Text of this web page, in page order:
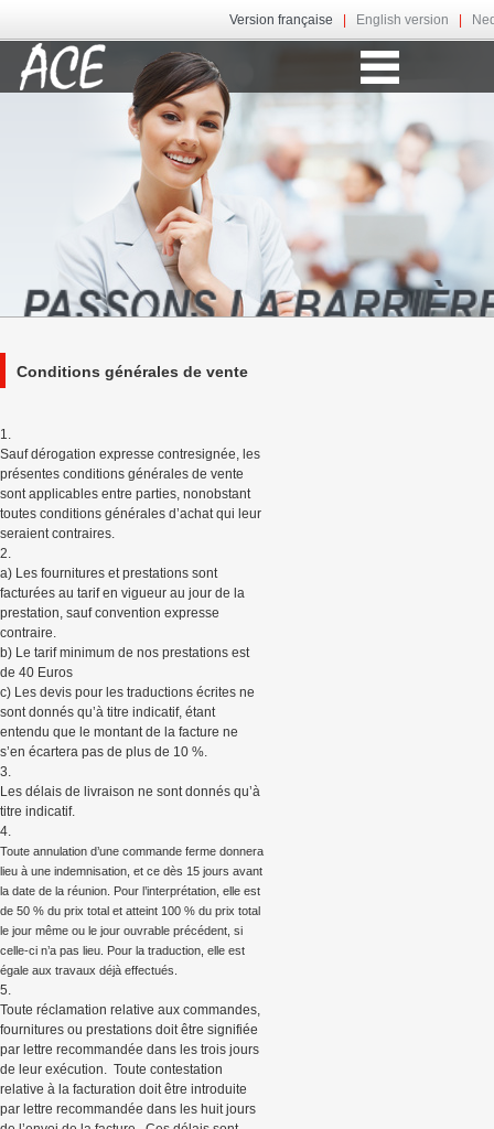
Version française English version
Conditions générales de vente
1.
Sauf dérogation expresse contresignée, les
présentes conditions générales de vente
sont applicables entre parties, nonobstant
toutes conditions générales d’achat qui leur
seraient contraires.
2.
a) Les fournitures et prestations sont
facturées au tarif en vigueur au jour de la
prestation, sauf convention expresse
contraire.
b) Le tarif minimum de nos prestations est
de 40 Euros
c) Les devis pour les traductions écrites ne
sont donnés qu’à titre indicatif, étant
entendu que le montant de la facture ne
s’en écartera pas de plus de 10 %.
3.
Les délais de livraison ne sont donnés qu’à
titre indicatif.
4.
Toute annulation d’une commande ferme donnera
lieu à une indemnisation, et ce dès 15 jours avant
la date de la réunion. Pour l’interprétation, elle est
de 50 % du prix total et atteint 100 % du prix total
le jour même ou le jour ouvrable précédent, si
celle-ci n’a pas lieu. Pour la traduction, elle est
égale aux travaux déjà effectués.
5.
Toute réclamation relative aux commandes,
fournitures ou prestations doit être signifiée
par lettre recommandée dans les trois jours
de leur exécution. Toute contestation
relative à la facturation doit être introduite
par lettre recommandée dans les huit jours